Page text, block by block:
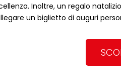
Inoltre, un regalo
un biglietto di auguri